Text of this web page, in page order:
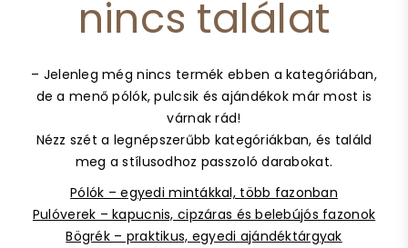
nincs találat
– Jelenleg még nincs termék ebben a kategóriában,
de a menő pólók, pulcsik és ajándékok már most is
várnak rád!
Nézz szét a legnépszerűbb kategóriákban, és találd
meg a stílusodhoz passzoló darabokat.
Pólók – egyedi mintákkal, több fazonban
Pulóverek – kapucnis, cipzáras és belebújós fazonok
Bögrék – praktikus, egyedi ajándéktárgyak